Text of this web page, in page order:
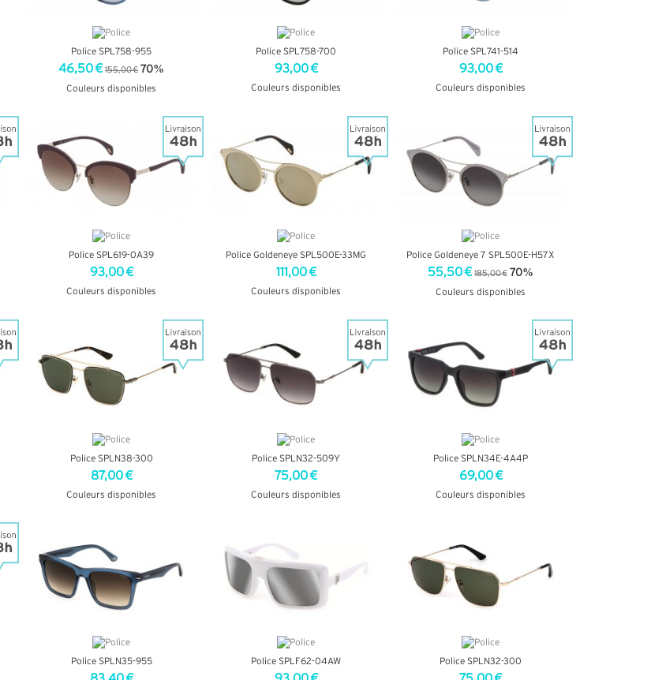
Police SPL758-955
46,50 € 155,00 € 70%
Couleurs disponibles
Police SPL758-700
93,00 €
Couleurs disponibles
Police SPL741-514
93,00 €
Couleurs disponibles
Police SPL619-0A39
93,00 €
Couleurs disponibles
Police Goldeneye SPL500E-33MG
111,00 €
Couleurs disponibles
Police Goldeneye 7 SPL500E-H57X
55,50 € 185,00 € 70%
Couleurs disponibles
Police SPLN38-300
87,00 €
Couleurs disponibles
Police SPLN32-509Y
75,00 €
Couleurs disponibles
Police SPLN34E-4A4P
69,00 €
Couleurs disponibles
Police SPLN35-955 Police SPLF62-04AW Police SPLN32-300